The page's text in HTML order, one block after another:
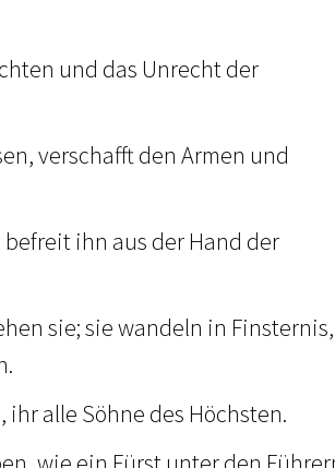
und das Unrecht der
verschafft den Armen und
ihn aus der Hand der
sie; sie wandeln in Finsternis,
ihr alle Söhne des Höchsten.